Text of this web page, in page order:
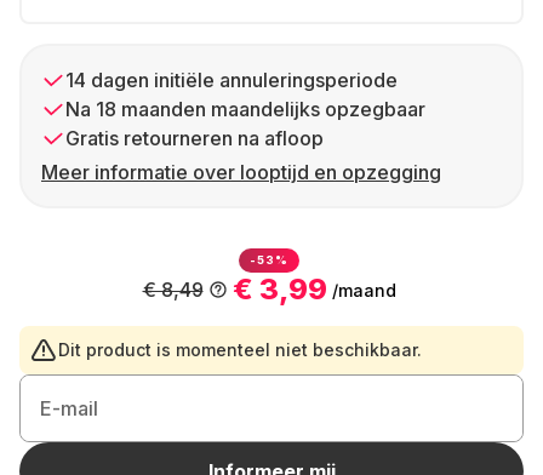
14 dagen initiële annuleringsperiode
Na 18 maanden maandelijks opzegbaar
Gratis retourneren na afloop
Meer informatie over looptijd en opzegging
-53%
€ 3,99 /maand
€ 8,49
Dit product is momenteel niet beschikbaar.
E-mail